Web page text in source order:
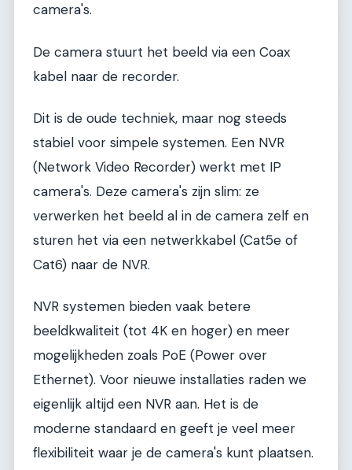
camera's.
De camera stuurt het beeld via een Coax
kabel naar de recorder.
Dit is de oude techniek, maar nog steeds
stabiel voor simpele systemen. Een NVR
(Network Video Recorder) werkt met IP
camera's. Deze camera's zijn slim: ze
verwerken het beeld al in de camera zelf en
sturen het via een netwerkkabel (Cat5e of
Cat6) naar de NVR.
NVR systemen bieden vaak betere
beeldkwaliteit (tot 4K en hoger) en meer
mogelijkheden zoals PoE (Power over
Ethernet). Voor nieuwe installaties raden we
eigenlijk altijd een NVR aan. Het is de
moderne standaard en geeft je veel meer
flexibiliteit waar je de camera's kunt plaatsen.